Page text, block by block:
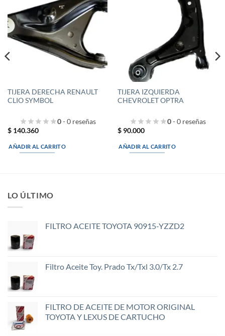
TIJERA DERECHA RENAULT
CLIO SYMBOL
0- 0 reseñas
$140.360
AÑADIR AL CARRITO
TIJERA IZQUIERDA
CHEVROLET OPTRA
0- 0 reseñas
$90.000
AÑADIR AL CARRITO
LO ÚLTIMO
FILTRO ACEITE TOYOTA 90915-YZZD2
Filtro Aceite Toy. Prado Tx/Txl 3.0/Tx 2.7
FILTRO DE ACEITE DE MOTOR ORIGINAL
TOYOTA Y LEXUS DE CARTUCHO